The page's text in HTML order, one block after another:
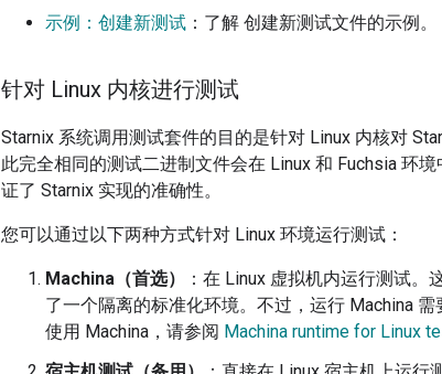
示例：创建新测试 ：了解 创建新测试文件的示例。
针对 Linux 内核进行测试
Starnix 系统调用测试套件的目的是针对 Linux 内核对
此完全相同的测试二进制文件会在 Linux 和 Fuchsia 环
证了 Starnix 实现的准确性。
您可以通过以下两种方式针对 Linux 环境运行测试：
Machina（首选）
：在 Linux 虚拟机内运行测试
了一个隔离的标准化环境。不过，运行 Machina
使用 Machina，请参阅 Machina runtime for Linux